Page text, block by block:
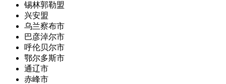
锡林郭勒盟
兴安盟
乌兰察布市
巴彦淖尔市
呼伦贝尔市
鄂尔多斯市
通辽市
赤峰市